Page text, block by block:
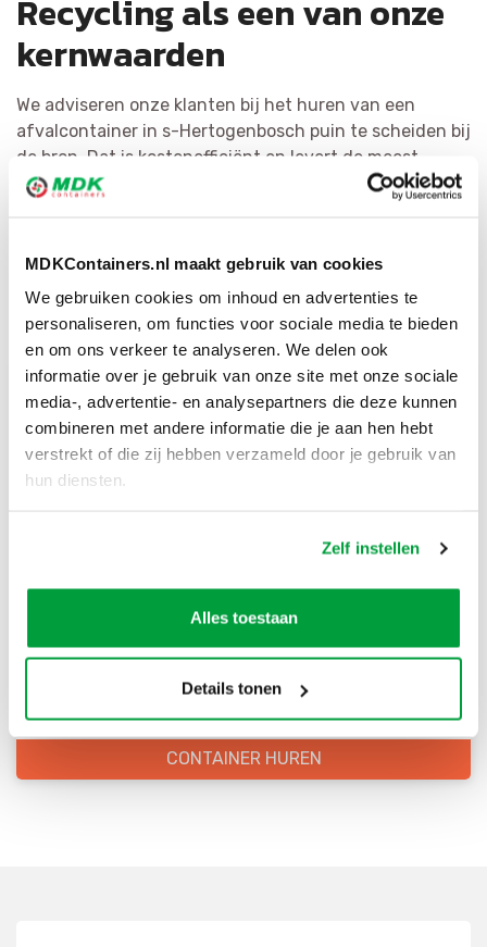
MDKContainers.nl maakt gebruik van cookies
We gebruiken cookies om inhoud en advertenties te
personaliseren, om functies voor sociale media te bieden
en om ons verkeer te analyseren. We delen ook
informatie over je gebruik van onze site met onze sociale
media-, advertentie- en analysepartners die deze kunnen
combineren met andere informatie die je aan hen hebt
verstrekt of die zij hebben verzameld door je gebruik van
hun diensten.
Zelf instellen
Alles toestaan
Details tonen
Recycling als een van onze
kernwaarden
We adviseren onze klanten bij het huren van een
afvalcontainer in s-Hertogenbosch puin te scheiden bij
de bron. Dat is kostenefficiënt en levert de meest
kwalitatieve materialen op. Het hergebruiken van afval
herbruikbaar materiaal of als secundaire grondstof.
Door middel van ons ruime netwerk hebben wij voor
iedere afvalsoort de geschikte bestemming.
Bestel direct je container
CONTAINER HUREN